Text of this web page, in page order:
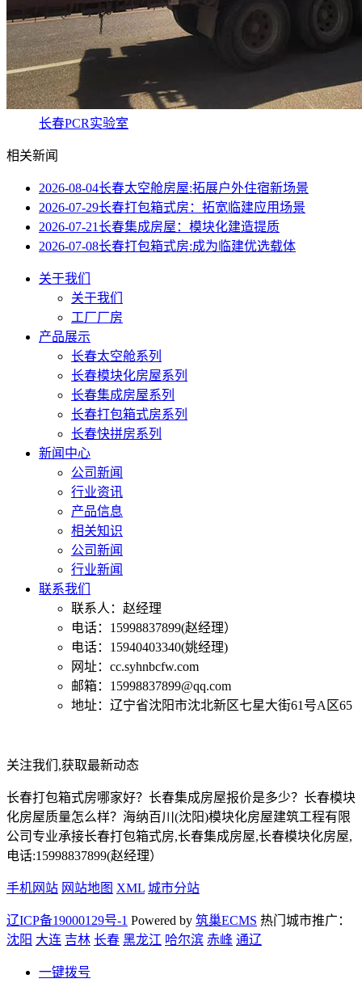
长春PCR实验室
相关新闻
2026-08-04长春太空舱房屋:拓展户外住宿新场景
2026-07-29长春打包箱式房：拓宽临建应用场景
2026-07-21长春集成房屋：模块化建造提质
2026-07-08长春打包箱式房:成为临建优选载体
关于我们
关于我们
工厂厂房
产品展示
长春太空舱系列
长春模块化房屋系列
长春集成房屋系列
长春打包箱式房系列
长春快拼房系列
新闻中心
公司新闻
行业资讯
产品信息
相关知识
公司新闻
行业新闻
联系我们
联系人：赵经理
电话：15998837899(赵经理）
电话：15940403340(姚经理)
网址：cc.syhnbcfw.com
邮箱：15998837899@qq.com
地址：辽宁省沈阳市沈北新区七星大街61号A区65
关注我们,获取最新动态
长春打包箱式房哪家好？长春集成房屋报价是多少？长春模块
化房屋质量怎么样？海纳百川(沈阳)模块化房屋建筑工程有限
公司专业承接长春打包箱式房,长春集成房屋,长春模块化房屋,
电话:15998837899(赵经理）
手机网站 网站地图 XML 城市分站
辽ICP备19000129号-1 Powered by 筑巢ECMS 热门城市推广：
沈阳 大连 吉林 长春 黑龙江 哈尔滨 赤峰 通辽
一键拨号